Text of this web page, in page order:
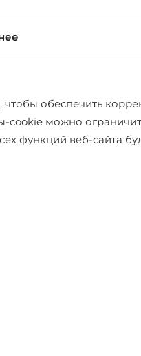
обеспечить
cookie можно
функций веб-сайта